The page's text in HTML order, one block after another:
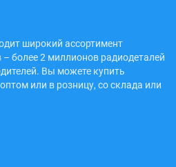
широкий ассортимент
более 2 миллионов радиодеталей
Вы можете купить
или в розницу, со склада или